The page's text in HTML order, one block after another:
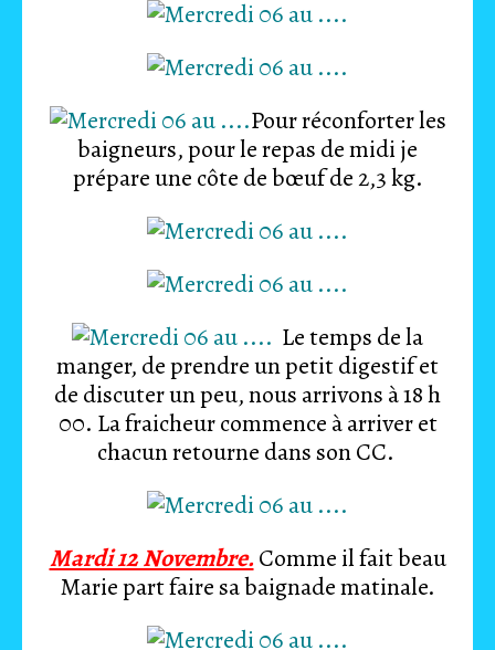
Pour réconforter les
baigneurs, pour le repas de midi je
prépare une côte de bœuf de 2,3 kg.
Le temps de la
manger, de prendre un petit digestif et
de discuter un peu, nous arrivons à 18 h
00. La fraicheur commence à arriver et
chacun retourne dans son CC.
Mardi 12 Novembre. Comme il fait beau
Marie part faire sa baignade matinale.